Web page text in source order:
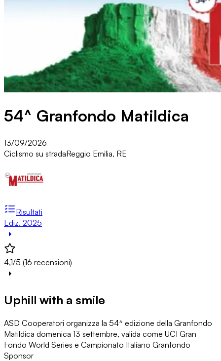
54^ Granfondo Matildica
13/09/2026
Ciclismo su stradaReggio Emilia, RE
Risultati
Ediz. 2025
4,1/5 (16 recensioni)
Uphill with a smile
ASD Cooperatori organizza la 54^ edizione della Granfondo
Matildica domenica 13 settembre, valida come UCI Gran
Fondo World Series e Campionato Italiano Granfondo
Sponsor